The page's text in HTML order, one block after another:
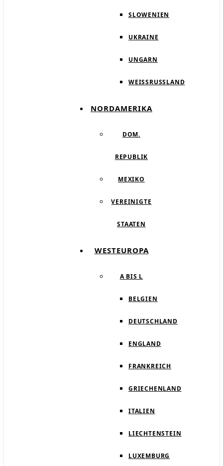
SLOWENIEN
UKRAINE
UNGARN
WEISSRUSSLAND
NORDAMERIKA
DOM.
REPUBLIK
MEXIKO
VEREINIGTE
STAATEN
WESTEUROPA
A BIS L
BELGIEN
DEUTSCHLAND
ENGLAND
FRANKREICH
GRIECHENLAND
ITALIEN
LIECHTENSTEIN
LUXEMBURG